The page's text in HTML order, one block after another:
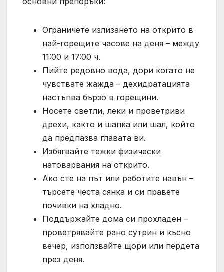
Ограничете излизането на открито в
най-горещите часове на деня – между
11:00 и 17:00 ч.
Пийте редовно вода, дори когато не
чувствате жажда – дехидратацията
настъпва бързо в горещини.
Носете светли, леки и проветриви
дрехи, както и шапка или шал, който
да предпазва главата ви.
Избягвайте тежки физически
натоварвания на открито.
Ако сте на път или работите навън –
търсете честа сянка и си правете
почивки на хладно.
Поддържайте дома си прохладен –
проветрявайте рано сутрин и късно
вечер, използвайте щори или пердета
през деня.